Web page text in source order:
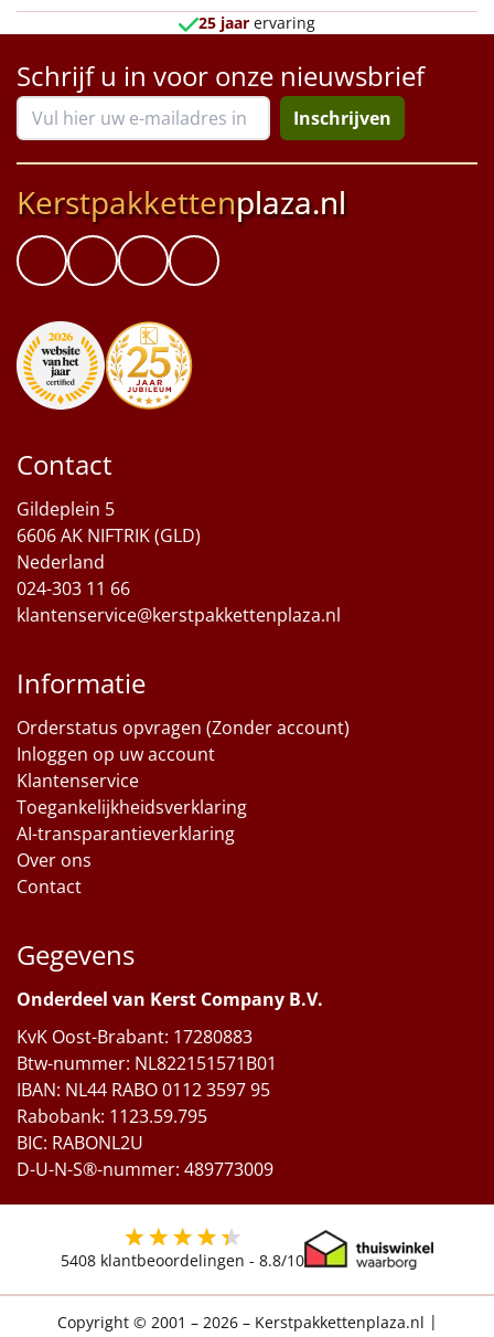
Slowcooker POPULAIR
Noodradio NIEUW
Deken (fleece plaid)
Alle artikelen
Ideeën
Personeel
Doe het zelf
Sinterklaaspakketten
Particulier
Kerstgeschenken 2026
Relatiegeschenken
Cadeaubon
Per stuk
Alle overige
25 jaar ervaring
Schrijf u in voor onze nieuwsbrief
Inschrijven
Kerstpakkettenplaza.nl
Contact
Gildeplein 5
6606 AK NIFTRIK (GLD)
Nederland
024-303 11 66
klantenservice@kerstpakkettenplaza.nl
Informatie
Orderstatus opvragen (Zonder account)
Inloggen op uw account
Klantenservice
Toegankelijkheidsverklaring
AI-transparantieverklaring
Over ons
Contact
Gegevens
Onderdeel van Kerst Company B.V.
KvK Oost-Brabant: 17280883
Btw-nummer: NL822151571B01
IBAN: NL44 RABO 0112 3597 95
Rabobank: 1123.59.795
BIC: RABONL2U
D-U-N-S®-nummer: 489773009
5408 klantbeoordelingen - 8.8/10
Copyright © 2001 – 2026 – Kerstpakkettenplaza.nl |